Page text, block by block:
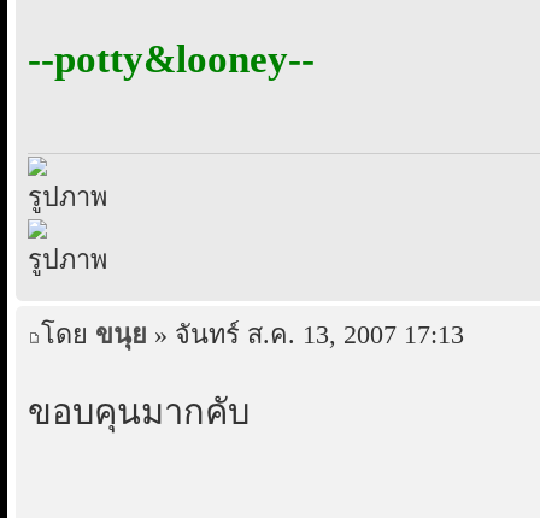
--potty&looney--
โดย ขนุย » จันทร์ ส.ค. 13, 2007 17:13
ขอบคุนมากคับ